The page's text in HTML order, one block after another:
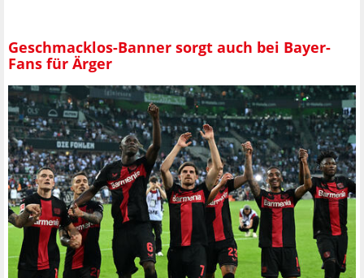
Geschmacklos-Banner sorgt auch bei Bayer-
Fans für Ärger